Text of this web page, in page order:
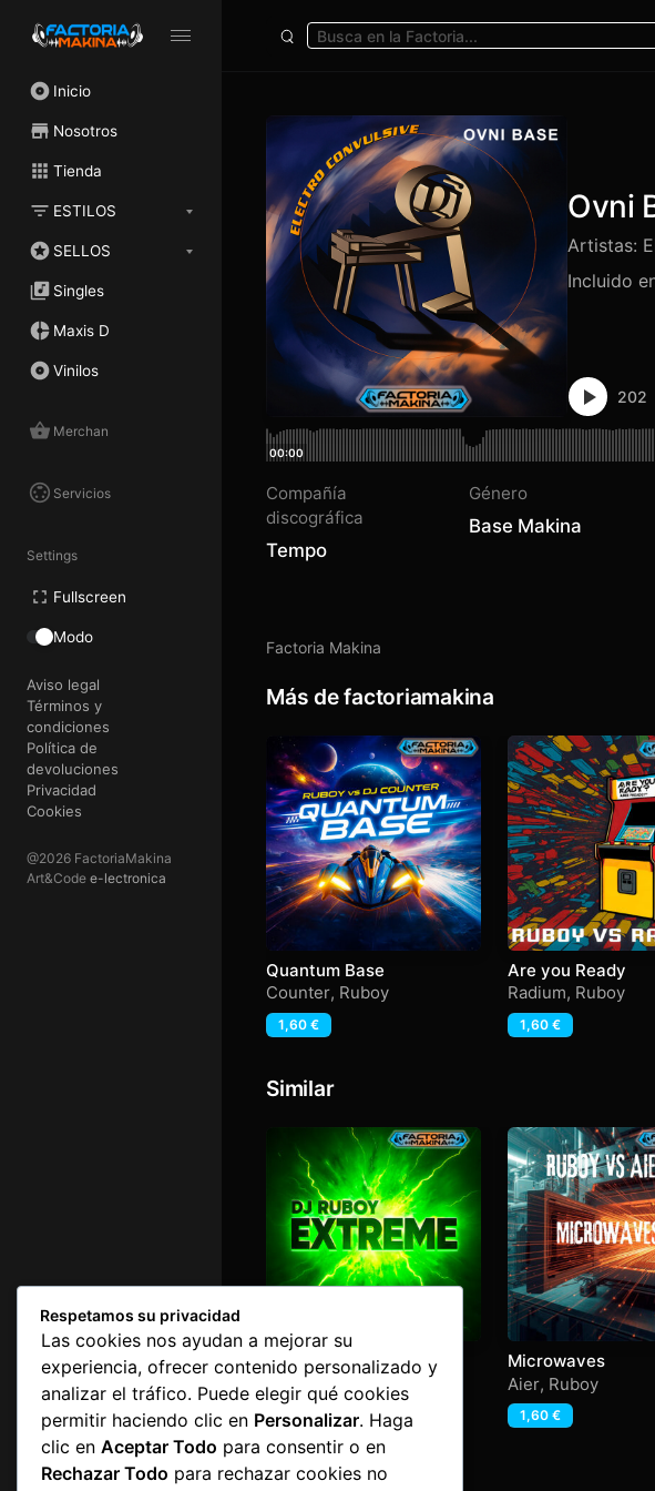
Inicio
Nosotros
Tienda
ESTILOS
SELLOS
Singles
Maxis D
Vinilos
Merchan
Servicios
Settings
Fullscreen
Modo
Aviso legal
Términos y
condiciones
Política de
devoluciones
Privacidad
Cookies
@2026 FactoriaMakina
Art&Code e-lectronica
Ovni
Artistas:
Incluido
202
00:00
Compañía
discográfica
Tempo
Género
Base Makina
Factoria Makina
Más de factoriamakina
Quantum Base
Counter, Ruboy
1,60 €
Are you Ready
Radium, Ruboy
1,60 €
Similar
Extreme
Ruboy
1,60€
Microwaves
Aier, Ruboy
1,60 €
Respetamos su privacidad
Las cookies nos ayudan a mejorar su
experiencia, ofrecer contenido personalizado y
analizar el tráfico. Puede elegir qué cookies
permitir haciendo clic en Personalizar. Haga
clic en Aceptar Todo para consentir o en
Rechazar Todo para rechazar cookies no